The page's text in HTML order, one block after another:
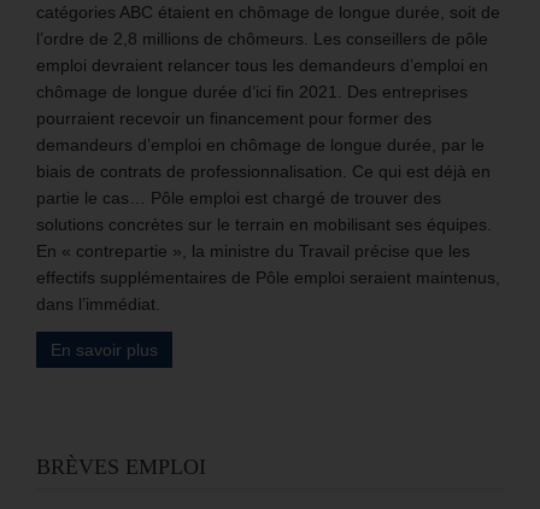
catégories ABC étaient en chômage de longue durée, soit de
l’ordre de 2,8 millions de chômeurs. Les conseillers de pôle
emploi devraient relancer tous les demandeurs d’emploi en
chômage de longue durée d’ici fin 2021. Des entreprises
pourraient recevoir un financement pour former des
demandeurs d’emploi en chômage de longue durée, par le
biais de contrats de professionnalisation. Ce qui est déjà en
partie le cas… Pôle emploi est chargé de trouver des
solutions concrètes sur le terrain en mobilisant ses équipes.
En « contrepartie », la ministre du Travail précise que les
effectifs supplémentaires de Pôle emploi seraient maintenus,
dans l’immédiat.
En savoir plus
BRÈVES EMPLOI